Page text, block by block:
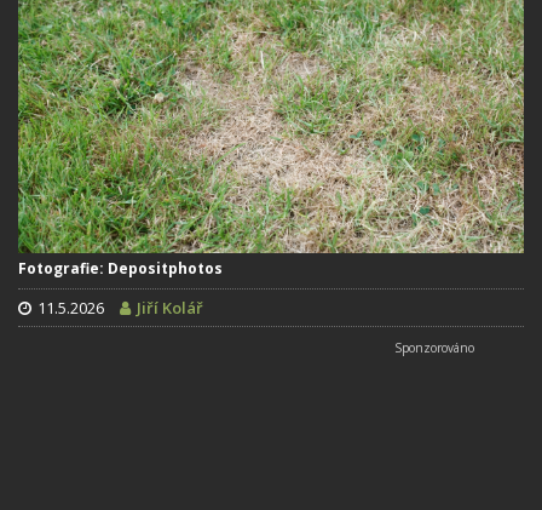
Fotografie: Depositphotos
11.5.2026 Jiří Kolář